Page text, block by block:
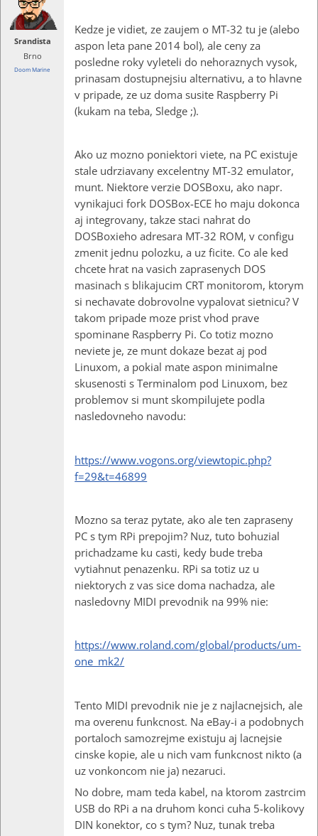
Srandista
Brno
Doom Marine
Kedze je vidiet, ze zaujem o MT-32 tu je (alebo
aspon leta pane 2014 bol), ale ceny za
posledne roky vyleteli do nehoraznych vysok,
prinasam dostupnejsiu alternativu, a to hlavne
v pripade, ze uz doma susite Raspberry Pi
(kukam na teba, Sledge ;).
Ako uz mozno poniektori viete, na PC existuje
stale udrziavany excelentny MT-32 emulator,
munt. Niektore verzie DOSBoxu, ako napr.
vynikajuci fork DOSBox-ECE ho maju dokonca
aj integrovany, takze staci nahrat do
DOSBoxieho adresara MT-32 ROM, v configu
zmenit jednu polozku, a uz ficite. Co ale ked
chcete hrat na vasich zaprasenych DOS
masinach s blikajucim CRT monitorom, ktorym
si nechavate dobrovolne vypalovat sietnicu? V
takom pripade moze prist vhod prave
spominane Raspberry Pi. Co totiz mozno
neviete je, ze munt dokaze bezat aj pod
Linuxom, a pokial mate aspon minimalne
skusenosti s Terminalom pod Linuxom, bez
problemov si munt skompilujete podla
nasledovneho navodu:
https://www.vogons.org/viewtopic.php?
f=29&t=46899
Mozno sa teraz pytate, ako ale ten zapraseny
PC s tym RPi prepojim? Nuz, tuto bohuzial
prichadzame ku casti, kedy bude treba
vytiahnut penazenku. RPi sa totiz uz u
niektorych z vas sice doma nachadza, ale
nasledovny MIDI prevodnik na 99% nie:
https://www.roland.com/global/products/um-
one_mk2/
Tento MIDI prevodnik nie je z najlacnejsich, ale
ma overenu funkcnost. Na eBay-i a podobnych
portaloch samozrejme existuju aj lacnejsie
cinske kopie, ale u nich vam funkcnost nikto (a
uz vonkoncom nie ja) nezaruci.
No dobre, mam teda kabel, na ktorom zastrcim
USB do RPi a na druhom konci cuha 5-kolikovy
DIN konektor, co s tym? Nuz, tunak treba